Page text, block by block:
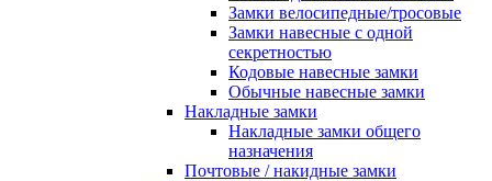
Замки велосипедные/тросовые
Замки навесные с одной
секретностью
Кодовые навесные замки
Обычные навесные замки
Накладные замки
Накладные замки общего
назначения
Почтовые / накидные замки